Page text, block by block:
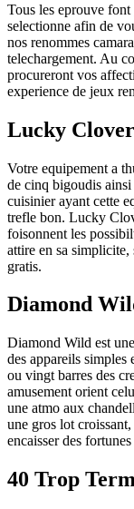
Tous les eprouve font
selectionne afin de
nos renommes
telechargement. Au
procureront vos
experience de jeux
Lucky Clover
Votre equipement a
de cinq bigoudis
cuisinier ayant cette
trefle bon. Lucky
foisonnent les
attire en sa
gratis.
Diamond
Diamond Wild est
des appareils simples
ou vingt barres des
amusement orient
une atmo aux
une gros lot
encaisser des
40 Trop